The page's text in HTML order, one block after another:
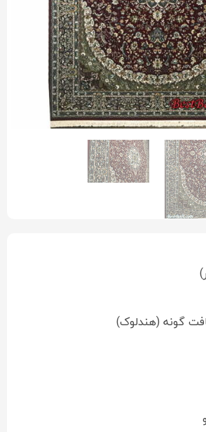
گونه (هندلوک)